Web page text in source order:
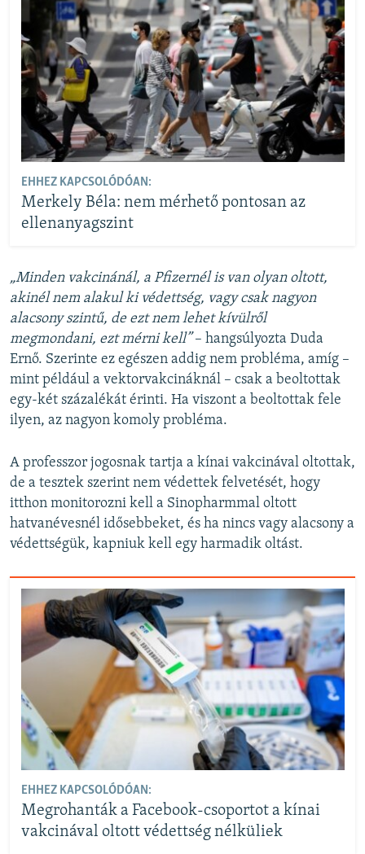
EHHEZ KAPCSOLÓDÓAN:
Merkely Béla: nem mérhető pontosan az
ellenanyagszint
„Minden vakcinánál, a Pfizernél is van olyan oltott,
akinél nem alakul ki védettség, vagy csak nagyon
alacsony szintű, de ezt nem lehet kívülről
megmondani, ezt mérni kell”– hangsúlyozta Duda
Ernő. Szerinte ez egészen addig nem probléma, amíg –
mint például a vektorvakcináknál – csak a beoltottak
egy-két százalékát érinti. Ha viszont a beoltottak fele
ilyen, az nagyon komoly probléma.
A professzor jogosnak tartja a kínai vakcinával oltottak,
de a tesztek szerint nem védettek felvetését, hogy
itthon monitorozni kell a Sinopharmmal oltott
hatvanévesnél idősebbeket, és ha nincs vagy alacsony a
védettségük, kapniuk kell egy harmadik oltást.
EHHEZ KAPCSOLÓDÓAN:
Megrohanták a Facebook-csoportot a kínai
vakcinával oltott védettség nélküliek